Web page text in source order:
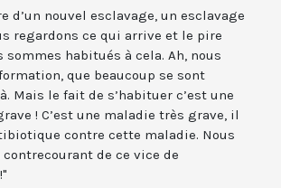
d’un nouvel esclavage, un esclavage
regardons ce qui arrive et le pire
sommes habitués à cela. Ah, nous
que beaucoup se sont
Mais le fait de s’habituer c’est une
! C’est une maladie très grave, il
contre cette maladie. Nous
de ce vice de